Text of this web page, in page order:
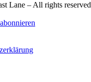
Lane – All rights reserved